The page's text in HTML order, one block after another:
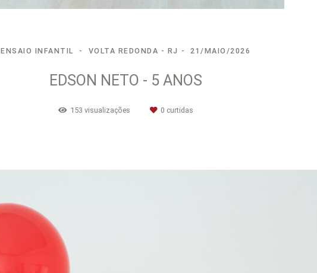
ENSAIO INFANTIL VOLTA REDONDA - RJ 21/MAIO/2026
EDSON NETO - 5 ANOS
153 visualizações 0 curtidas